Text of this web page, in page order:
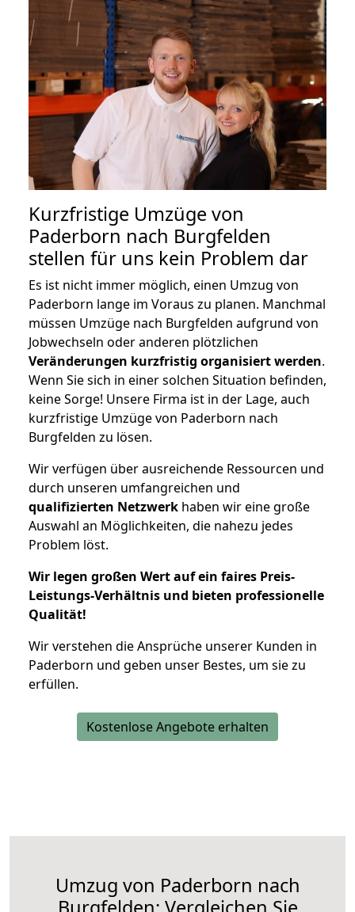
Kurzfristige Umzüge von
Paderborn nach Burgfelden
stellen für uns kein Problem dar
Es ist nicht immer möglich, einen Umzug von
Paderborn lange im Voraus zu planen. Manchmal
müssen Umzüge nach Burgfelden aufgrund von
Jobwechseln oder anderen plötzlichen
Veränderungen kurzfristig organisiert werden.
Wenn Sie sich in einer solchen Situation befinden,
keine Sorge! Unsere Firma ist in der Lage, auch
kurzfristige Umzüge von Paderborn nach
Burgfelden zu lösen.
Wir verfügen über ausreichende Ressourcen und
durch unseren umfangreichen und
qualifizierten Netzwerk haben wir eine große
Auswahl an Möglichkeiten, die nahezu jedes
Problem löst.
Wir legen großen Wert auf ein faires Preis-
Leistungs-Verhältnis und bieten professionelle
Qualität!
Wir verstehen die Ansprüche unserer Kunden in
Paderborn und geben unser Bestes, um sie zu
erfüllen.
Kostenlose Angebote erhalten
Umzug von Paderborn nach